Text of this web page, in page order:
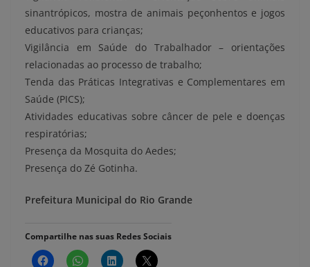
sinantrópicos, mostra de animais peçonhentos e jogos
educativos para crianças;
Vigilância em Saúde do Trabalhador – orientações
relacionadas ao processo de trabalho;
Tenda das Práticas Integrativas e Complementares em
Saúde (PICS);
Atividades educativas sobre câncer de pele e doenças
respiratórias;
Presença da Mosquita do Aedes;
Presença do Zé Gotinha.
Prefeitura Municipal do Rio Grande
Compartilhe nas suas Redes Sociais